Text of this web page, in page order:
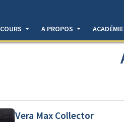
COURS A PROPOS ACADÉMIE
Vera Max Collector